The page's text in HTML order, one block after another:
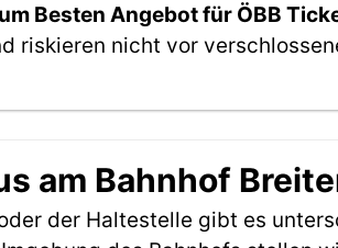
Besten Angebot für ÖBB
riskieren nicht vor
am Bahnhof
der Haltestelle gibt es